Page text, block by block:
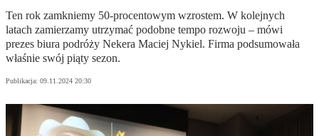
Ten rok zamkniemy 50-procentowym wzrostem. W kolejnych
latach zamierzamy utrzymać podobne tempo rozwoju – mówi
prezes biura podróży Nekera Maciej Nykiel. Firma podsumowała
właśnie swój piąty sezon.
Publikacja: 09.11.2024 20:30